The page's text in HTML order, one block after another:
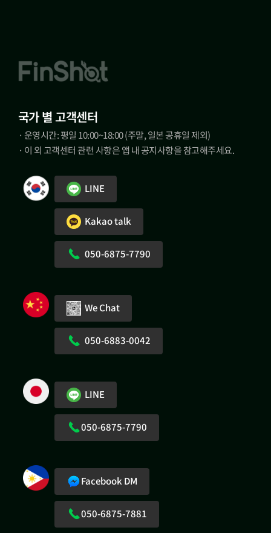
국가 별 고객센터
· 운영시간: 평일 10:00~18:00 (주말, 일본 공휴일 제외)
· 이 외 고객센터 관련 사항은 앱 내 공지사항을 참고해주세요.
LINE
Kakao talk
050-6875-7790
We Chat
050-6883-0042
LINE
050-6875-7790
Facebook DM
050-6875-7881